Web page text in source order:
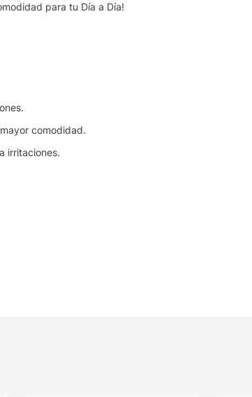
para tu Día a Día!
comodidad.
irritaciones.